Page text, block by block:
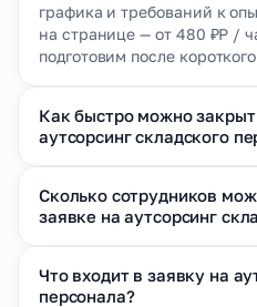
графика и требований к
на странице — от 480 ₽Р /
подготовим после
Как быстро можно
аутсорсинг складского
Сколько сотрудников
заявке на аутсорсинг
Что входит в заявку на
персонала?